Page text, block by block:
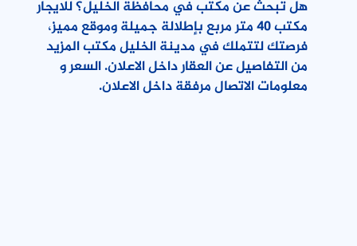
هل تبحث عن مكتب في محافظة الخليل؟ للايجار
مكتب 40 متر مربع بإطلالة جميلة وموقع مميز،
فرصتك لتتملك في مدينة الخليل مكتب المزيد
من التفاصيل عن العقار داخل الاعلان. السعر و
معلومات الاتصال مرفقة داخل الاعلان.